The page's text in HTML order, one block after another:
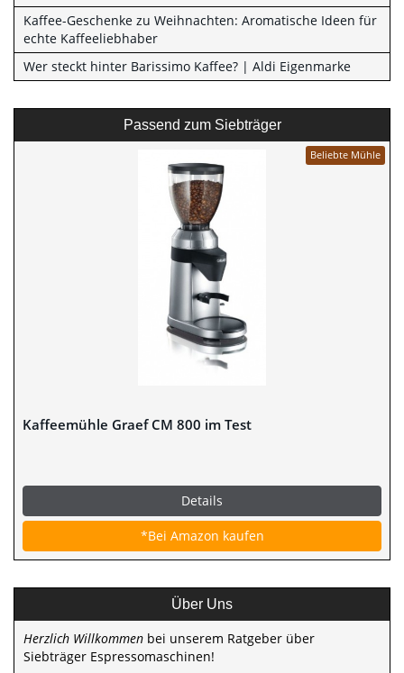
Kaffee-Geschenke zu Weihnachten: Aromatische Ideen für
echte Kaffeeliebhaber
Wer steckt hinter Barissimo Kaffee? | Aldi Eigenmarke
Passend zum Siebträger
Beliebte Mühle
Kaffeemühle Graef CM 800 im Test
Details
*Bei Amazon kaufen
Über Uns
Herzlich Willkommen bei unserem Ratgeber über
Siebträger Espressomaschinen!